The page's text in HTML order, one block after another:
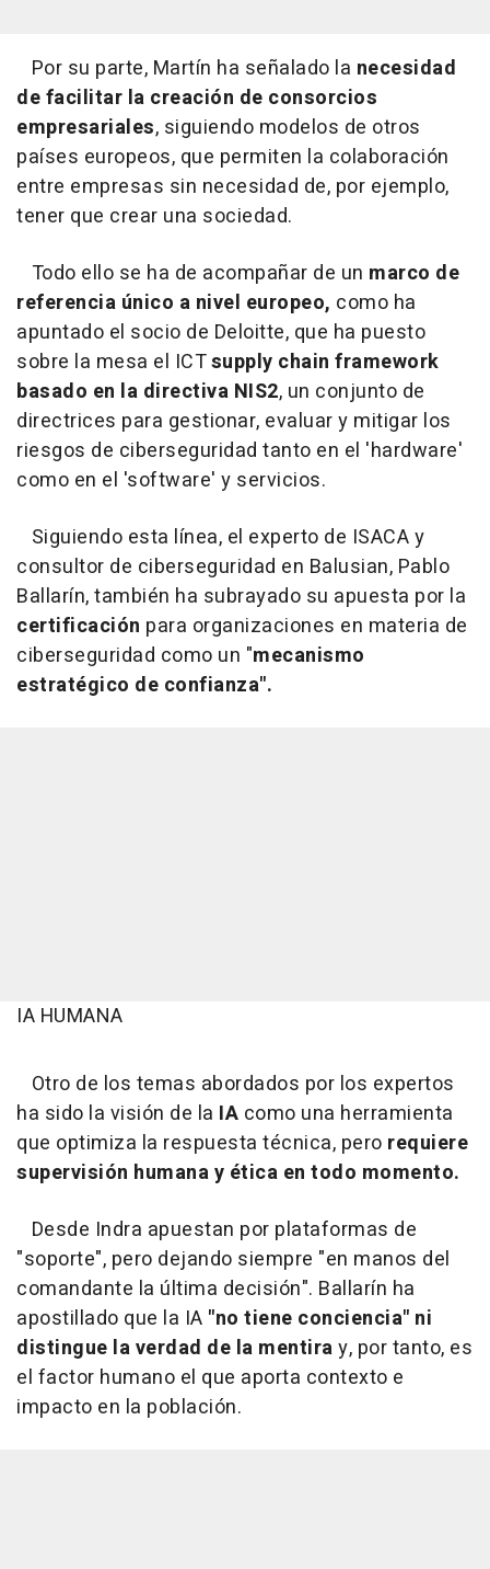
Por su parte, Martín ha señalado la necesidad
de facilitar la creación de consorcios
empresariales, siguiendo modelos de otros
países europeos, que permiten la colaboración
entre empresas sin necesidad de, por ejemplo,
tener que crear una sociedad.
Todo ello se ha de acompañar de un marco de
referencia único a nivel europeo, como ha
apuntado el socio de Deloitte, que ha puesto
sobre la mesa el ICTsupply chain framework
basado en la directiva NIS2, un conjunto de
directrices para gestionar, evaluar y mitigar los
riesgos de ciberseguridad tanto en el 'hardware'
como en el 'software' y servicios.
Siguiendo esta línea, el experto de ISACA y
consultor de ciberseguridad en Balusian, Pablo
Ballarín, también ha subrayado su apuesta por la
certificación para organizaciones en materia de
ciberseguridad como un "mecanismo
estratégico de confianza".
IA HUMANA
Otro de los temas abordados por los expertos
ha sido la visión de la IA como una herramienta
que optimiza la respuesta técnica, pero requiere
supervisión humana y ética en todo momento.
Desde Indra apuestan por plataformas de
"soporte", pero dejando siempre "en manos del
comandante la última decisión". Ballarín ha
apostillado que la IA "no tiene conciencia" ni
distingue la verdad de la mentiray, por tanto, es
el factor humano el que aporta contexto e
impacto en la población.